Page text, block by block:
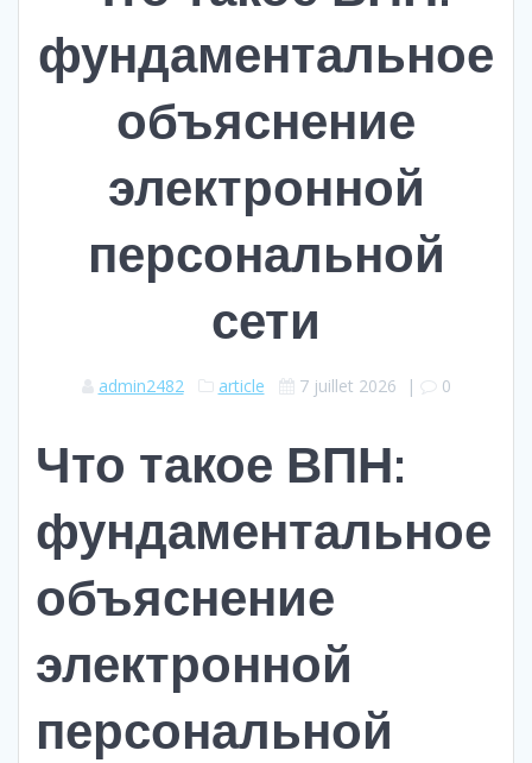
фундаментальное
объяснение
электронной
персональной
сети
admin2482 article 7 juillet 2026 | 0
Что такое ВПН:
фундаментальное
объяснение
электронной
персональной